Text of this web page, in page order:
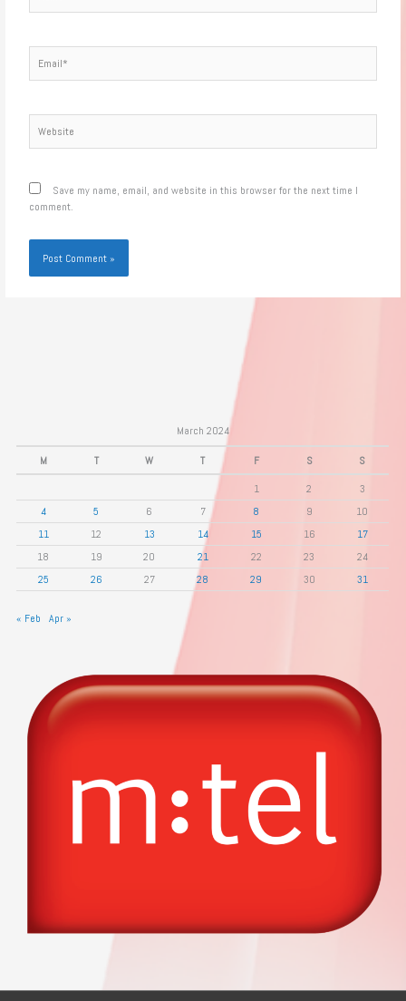
Save my name, email, and website in this browser for the next time I
comment.
March 2024
M T W T F S S
1 2
3
4
5 6 7 8 9
10
11
12 13 14 15 16
17
18
19 20 21 22 23
24
25
26 27 28 29 30 31
« Feb Apr »